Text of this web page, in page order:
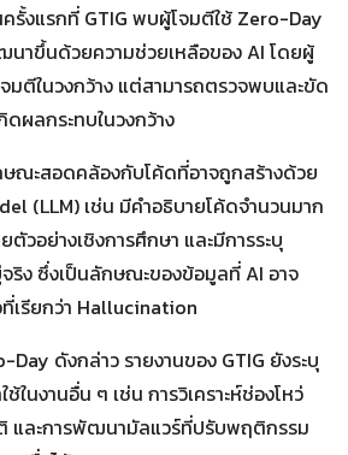
ครั้งแรกที่ GTIG พบผู้โจมตีใช้ Zero-Day
าขึ้นด้วยความช่วยเหลือของ AI โดยผู้
มตีในวงกว้าง แต่สามารถตรวจพบและขัด
ดผลกระทบในวงกว้าง
ณะสอดคล้องกับโค้ดที่อาจถูกสร้างด้วย
(LLM) เช่น มีคำอธิบายโค้ดจำนวนมาก
วอย่างเชิงการศึกษา และมีการระบุ
ริง ซึ่งเป็นลักษณะของข้อมูลที่ AI อาจ
เรียกว่า Hallucination
ดังกล่าว รายงานของ GTIG ยังระบุ
ช้ในงานอื่น ๆ เช่น การวิเคราะห์ช่องโหว่
และการพัฒนามัลแวร์ที่ปรับพฤติกรรม